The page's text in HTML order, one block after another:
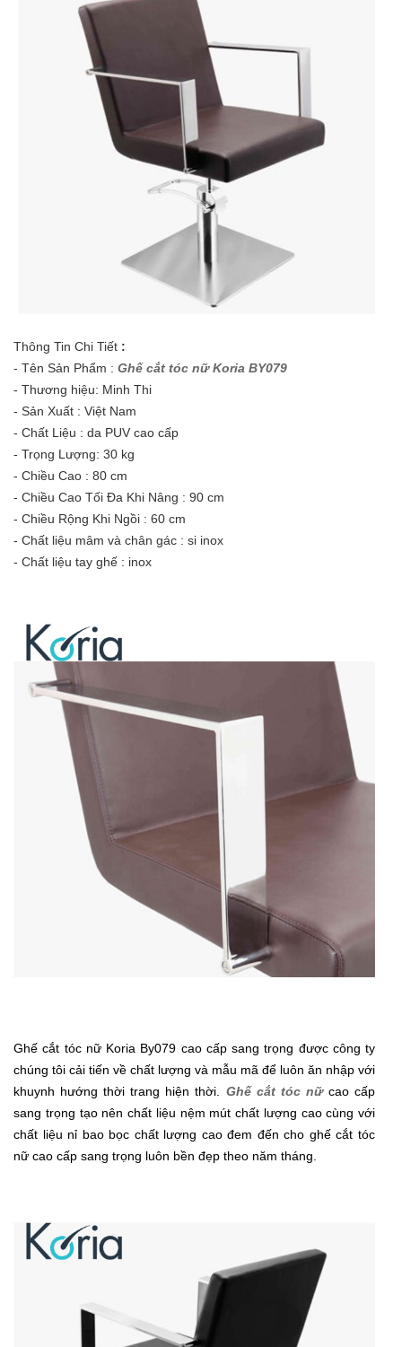
Thông Tin Chi Tiết :
- Tên Sản Phẩm : Ghế cắt tóc nữ Koria BY079
- Thương hiệu: Minh Thi
- Sản Xuất : Việt Nam
- Chất Liệu : da PUV cao cấp
- Trọng Lượng: 30 kg
- Chiều Cao : 80 cm
- Chiều Cao Tối Đa Khi Nâng : 90 cm
- Chiều Rộng Khi Ngồi : 60 cm
- Chất liệu mâm và chân gác : si inox
- Chất liệu tay ghế : inox
Ghế cắt tóc nữ Koria By079 cao cấp sang trọng được công ty
chúng tôi cải tiến về chất lượng và mẫu mã để luôn ăn nhập với
khuynh hướng thời trang hiện thời. Ghế cắt tóc nữ cao cấp
sang trọng tạo nên chất liệu nệm mút chất lượng cao cùng với
chất liệu nỉ bao bọc chất lượng cao đem đến cho ghế cắt tóc
nữ cao cấp sang trọng luôn bền đẹp theo năm tháng.